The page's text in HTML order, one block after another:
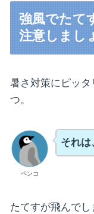
強風でたて
注意しまし
暑さ対策にピッ
つ。
ペンコ
それは
たてすが飛んで